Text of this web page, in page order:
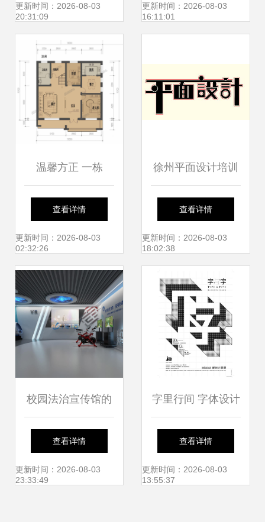
计的艺术舞台
更新时间：2026-08-03
20:31:09
业沟通艺术
更新时间：2026-08-03
16:11:01
温馨方正 一栋
12x12米二层民宅
的平面设计构想
查看详情
更新时间：2026-08-03
02:32:26
徐州平面设计培训
班 开启您的创意设
计职业之路
查看详情
更新时间：2026-08-03
18:02:38
校园法治宣传馆的
数字化蜕变 平面设
计公司的创新实践
查看详情
更新时间：2026-08-03
23:33:49
字里行间 字体设计
在平面作品中的灵
魂演绎
查看详情
更新时间：2026-08-03
13:55:37